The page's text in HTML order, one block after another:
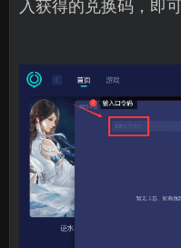
入获得的兑换码，即